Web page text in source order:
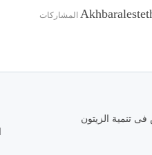
تنمية الزيتون